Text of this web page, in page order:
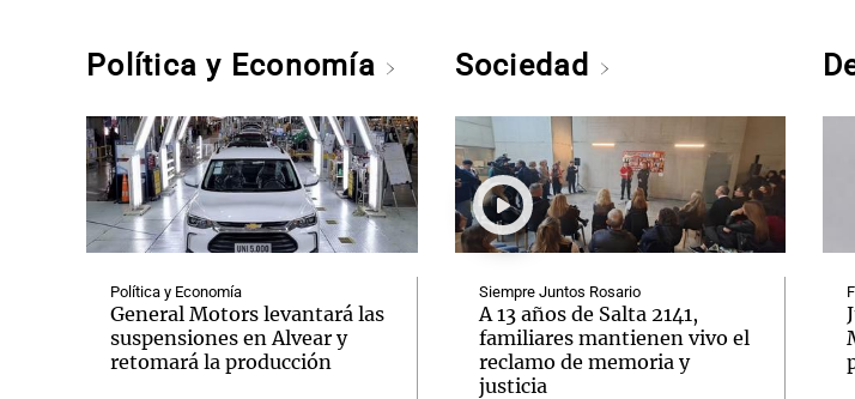
Política y Economía
Política y Economía
General Motors levantará las
suspensiones en Alvear y
retomará la producción
Sociedad
Siempre Juntos Rosario
A 13 años de Salta 2141,
familiares mantienen vivo el
reclamo de memoria y
justicia